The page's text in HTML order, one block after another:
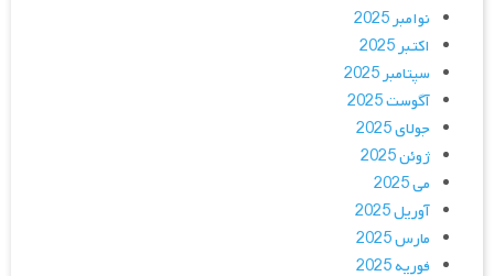
نوامبر 2025
اکتبر 2025
سپتامبر 2025
آگوست 2025
جولای 2025
ژوئن 2025
می 2025
آوریل 2025
مارس 2025
فوریه 2025